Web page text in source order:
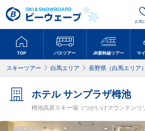
お気
TOP バスツアー JR新幹線ツアー マ
スキーツアー 白馬エリア 長野県（白馬エリア）
ホテル サンプラザ栂池
栂池高原スキー場（つがいけマウンテンリ